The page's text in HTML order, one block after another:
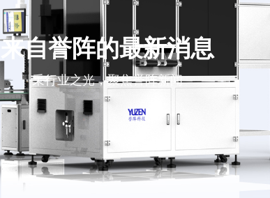
销售团队
来自誉阵的最新消息
采行业之光，聚焦誉阵新闻